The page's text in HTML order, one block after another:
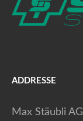
ADDRESSE
Max Stäubli AG